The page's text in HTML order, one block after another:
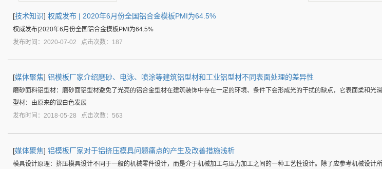
[技术知识] 权威发布 | 2020年6月份全国铝合金模板PMI为64.5%
权威发布|2020年6月份全国铝合金模板PMI为64.5%
发布时间：2020-07-02 点击次数：187
[媒体聚焦] 铝模板厂家介绍磨砂、电泳、喷涂等建筑铝型材和工业铝型材不同表面处理的差异性
磨砂面料铝型材：磨砂面铝型材避免了光亮的铝合金型材在建筑装饰中存在一定的环境、条件下会形成光的干扰的缺点，它表面柔和
型材：由原来的银白色发展
发布时间：2018-05-28 点击次数：563
[媒体聚焦] 铝模板厂家对于铝挤压模具问题痛点的产生及改善措施浅析
模具设计原理：挤压模具设计不同于一般的机械零件设计，而是介于机械加工与压力加工之间的一种工艺性设计。除了应参考机械设